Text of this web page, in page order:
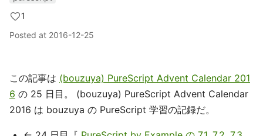
1
Posted at 2016-12-25
この記事は (bouzuya) PureScript Advent Calendar 201
6 の 25 日目。 (bouzuya) PureScript Advent Calendar
2016 は bouzuya の PureScript 学習の記録だ。